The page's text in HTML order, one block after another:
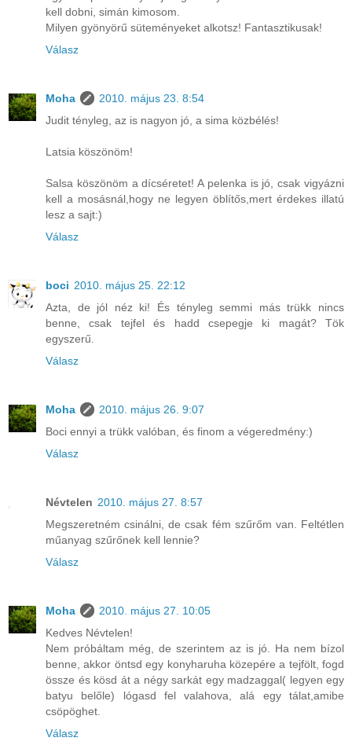
kell dobni, simán kimosom.
Milyen gyönyörű süteményeket alkotsz! Fantasztikusak!
Válasz
Moha
2010. május 23. 8:54
Judit tényleg, az is nagyon jó, a sima közbélés!
Latsia köszönöm!
Salsa köszönöm a dícséretet! A pelenka is jó, csak vigyázni
kell a mosásnál,hogy ne legyen öblítős,mert érdekes illatú
lesz a sajt:)
Válasz
boci 2010. május 25. 22:12
Azta, de jól néz ki! És tényleg semmi más trükk nincs
benne, csak tejfel és hadd csepegje ki magát? Tök
egyszerű.
Válasz
Moha
2010. május 26. 9:07
Boci ennyi a trükk valóban, és finom a végeredmény:)
Válasz
Névtelen 2010. május 27. 8:57
Megszeretném csinálni, de csak fém szűrőm van. Feltétlen
műanyag szűrőnek kell lennie?
Válasz
Moha
2010. május 27. 10:05
Kedves Névtelen!
Nem próbáltam még, de szerintem az is jó. Ha nem bízol
benne, akkor öntsd egy konyharuha közepére a tejfölt, fogd
össze és kösd át a négy sarkát egy madzaggal( legyen egy
batyu belőle) lógasd fel valahova, alá egy tálat,amibe
csöpöghet.
Válasz